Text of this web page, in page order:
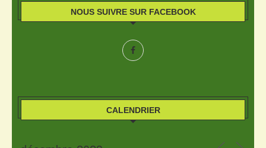
NOUS SUIVRE SUR FACEBOOK
CALENDRIER